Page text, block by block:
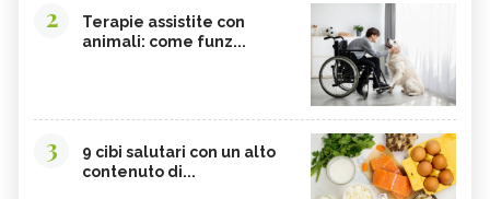
2
Terapie assistite con
animali: come funz...
3
9 cibi salutari con un alto
contenuto di...